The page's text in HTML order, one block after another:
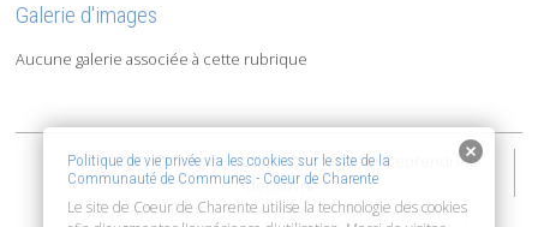
Galerie d'images
Aucune galerie associée à cette rubrique
2015-2026 © Coeur de Charente | Vivre, entreprendre et
découvrir
Accessibilité : non conforme
Mentions Légales
Politique de vie privée via les cookies sur le site de la
Communauté de Communes - Coeur de Charente
Le site de Coeur de Charente utilise la technologie des cookies